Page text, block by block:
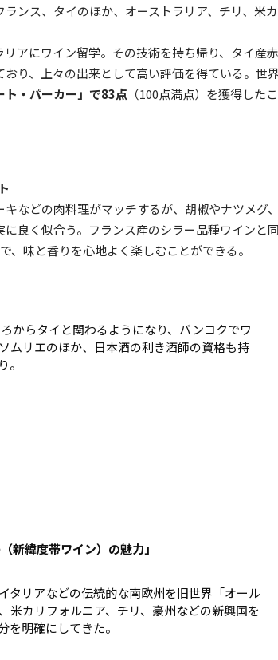
ランス、タイのほか、オーストラリア、チリ、米
アにワイン留学。その技術を持ち帰り、タイ産
り、上々の出来として高い評価を得ている。世
ト・パーカー」で83点 （100点満点）を獲得した
などの肉料理がマッチするが、胡椒やナツメグ
良く似合う。フランス産のシラー品種ワインと同
、味と香りを心地よく楽しむことができる。
からタイと関わるようになり、バンコクでワ
ムリエのほか、日本酒の利き酒師の資格も持
。
（新緯度帯ワイン）の魅力」
タリアなどの伝統的な南欧州を旧世界「オール
米カリフォルニア、チリ、豪州などの新興国を
を明確にしてきた。